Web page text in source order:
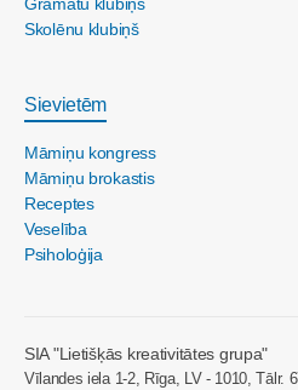
Skolēnu klubiņš
Sievietēm
Māmiņu kongress
Māmiņu brokastis
Receptes
Veselība
Psiholoģija
SIA "Lietišķās kreativitātes grupa"
Vīlandes iela 1-2, Rīga, LV - 1010, Tālr.